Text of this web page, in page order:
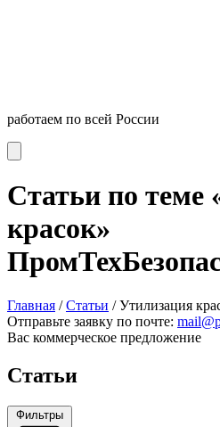
работаем по всей России
Статьи по теме
красок»
Главная /Статьи /Утилизация
Отправьте заявку по почте:
Вас коммерческое предложение
Статьи
Фильтры